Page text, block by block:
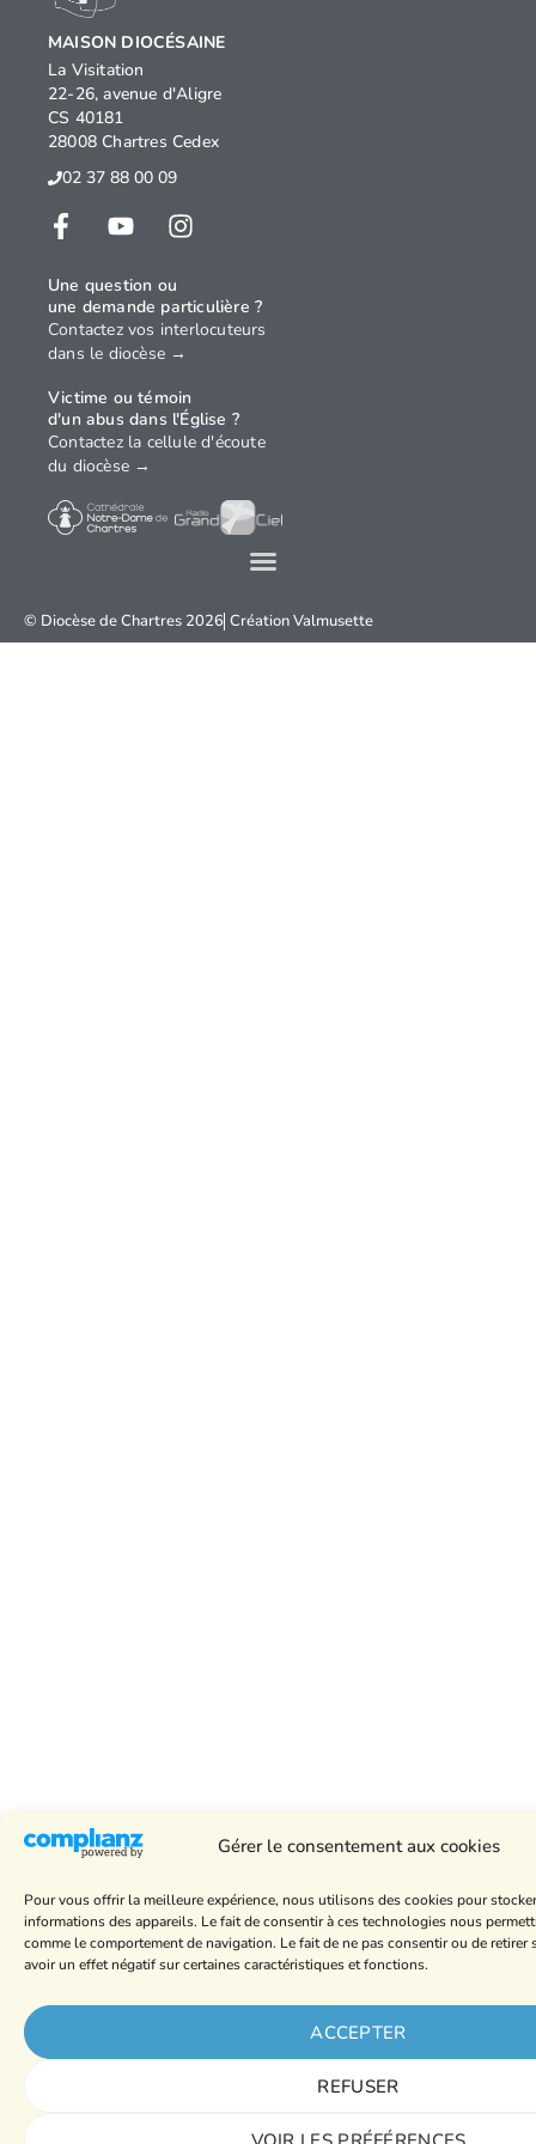
Gérer le consentement aux cookies
Pour vous offrir la meilleure expérience, nous utilisons des cookies pour
informations des appareils. Le fait de consentir à ces technologies nous
comme le comportement de navigation. Le fait de ne pas consentir ou de retirer
avoir un effet négatif sur certaines caractéristiques et fonctions.
ACCEPTER
REFUSER
© Diocèse de Chartres 2026 CréationValmusette
MAISON DIOCÉSAINE
La Visitation
22-26, avenue d'Aligre
CS 40181
28008 Chartres Cedex
02 37 88 00 09
Une question ou
une demande particulière ?
Contactez vos interlocuteurs
dans le diocèse →
Victime ou témoin
d'un abus dans l'Église ?
Contactez la cellule d'écoute
du diocèse →